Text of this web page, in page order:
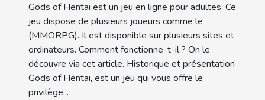
Gods of Hentai est un jeu en ligne pour adultes. Ce
jeu dispose de plusieurs joueurs comme le
(MMORPG). Il est disponible sur plusieurs sites et
ordinateurs. Comment fonctionne-t-il ? On le
découvre via cet article. Historique et présentation
Gods of Hentai, est un jeu qui vous offre le
privilège...